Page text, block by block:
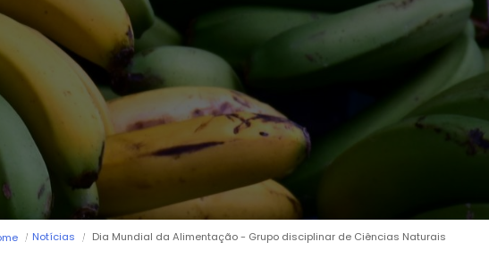
Notícias Dia Mundial da Alimentação - Grupo disciplinar de Ciências Naturais